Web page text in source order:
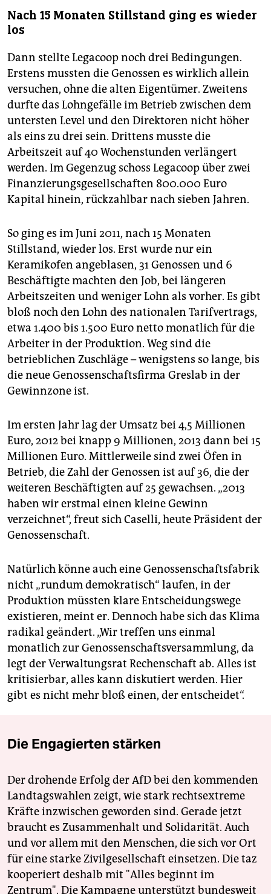
Nach 15 Monaten Stillstand ging es wieder
los
Dann stellte Legacoop noch drei Bedingungen.
Erstens mussten die Genossen es wirklich allein
versuchen, ohne die alten Eigentümer. Zweitens
durfte das Lohngefälle im Betrieb zwischen dem
untersten Level und den Direktoren nicht höher
als eins zu drei sein. Drittens musste die
Arbeitszeit auf 40 Wochenstunden verlängert
werden. Im Gegenzug schoss Legacoop über zwei
Finanzierungsgesellschaften 800.000 Euro
Kapital hinein, rückzahlbar nach sieben Jahren.
So ging es im Juni 2011, nach 15 Monaten
Stillstand, wieder los. Erst wurde nur ein
Keramikofen angeblasen, 31 Genossen und 6
Beschäftigte machten den Job, bei längeren
Arbeitszeiten und weniger Lohn als vorher. Es gibt
bloß noch den Lohn des nationalen Tarifvertrags,
etwa 1.400 bis 1.500 Euro netto monatlich für die
Arbeiter in der Produktion. Weg sind die
betrieblichen Zuschläge – wenigstens so lange, bis
die neue Genossenschaftsfirma Greslab in der
Gewinnzone ist.
Im ersten Jahr lag der Umsatz bei 4,5 Millionen
Euro, 2012 bei knapp 9 Millionen, 2013 dann bei 15
Millionen Euro. Mittlerweile sind zwei Öfen in
Betrieb, die Zahl der Genossen ist auf 36, die der
weiteren Beschäftigten auf 25 gewachsen. „2013
haben wir erstmal einen kleine Gewinn
verzeichnet“, freut sich Caselli, heute Präsident der
Genossenschaft.
Natürlich könne auch eine Genossenschaftsfabrik
nicht „rundum demokratisch“ laufen, in der
Produktion müssten klare Entscheidungswege
existieren, meint er. Dennoch habe sich das Klima
radikal geändert. „Wir treffen uns einmal
monatlich zur Genossenschaftsversammlung, da
legt der Verwaltungsrat Rechenschaft ab. Alles ist
kritisierbar, alles kann diskutiert werden. Hier
gibt es nicht mehr bloß einen, der entscheidet“.
Die Engagierten stärken
Der drohende Erfolg der AfD bei den kommenden
Landtagswahlen zeigt, wie stark rechtsextreme
Kräfte inzwischen geworden sind. Gerade jetzt
braucht es Zusammenhalt und Solidarität. Auch
und vor allem mit den Menschen, die sich vor Ort
für eine starke Zivilgesellschaft einsetzen. Die taz
kooperiert deshalb mit "Alles beginnt im
Zentrum". Die Kampagne unterstützt bundesweit